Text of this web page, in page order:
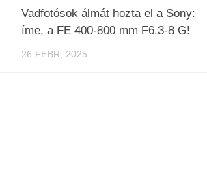
Vadfotósok álmát hozta el a Sony:
íme, a FE 400-800 mm F6.3-8 G!
26 FEBR, 2025